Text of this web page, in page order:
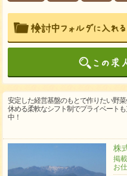
安定した経営基盤のもとで作りたい野
休める柔軟なシフト制でプライベート
中！
株
掲
お